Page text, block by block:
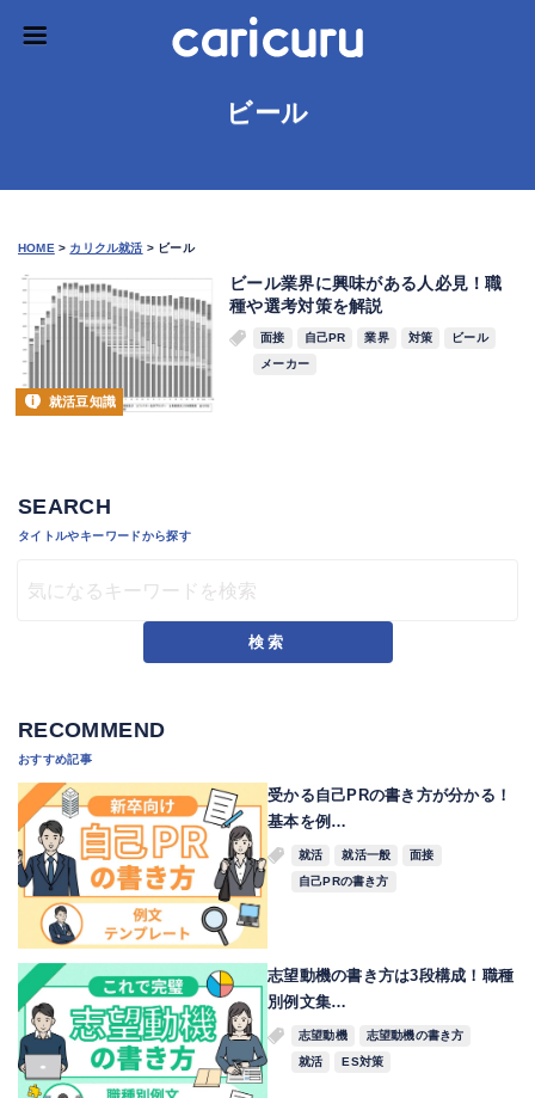
ビール
HOME > カリクル就活 > ビール
就活豆知識
ビール業界に興味がある人必見！職
種や選考対策を解説
面接 自己PR 業界 対策
ビール
メーカー
SEARCH
タイトルやキーワードから探す
検索
RECOMMEND
おすすめ記事
受かる自己PRの書き方が分かる！
基本を例…
就活 就活一般
面接
自己PRの書き方
志望動機の書き方は3段構成！職種
別例文集…
志望動機
志望動機の書き方
就活
ES対策